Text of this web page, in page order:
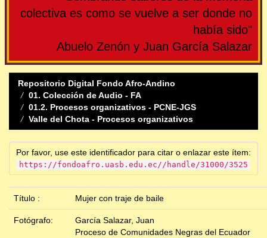
colectiva es como se vuelve a ser donde no
había sido"
Abuelo Zenón y Juan García Salazar
Repositorio Digital Fondo Afro-Andino
01. Colección de Audio - FA
01.2. Procesos organizativos - PCNE-JGS
Valle del Chota - Procesos organizativos
Por favor, use este identificador para citar o enlazar este ítem:
https://fondoafro.uasb.edu.ec//handle/31000/3525
Título : Mujer con traje de baile
Fotógrafo:
García Salazar, Juan
Proceso de Comunidades Negras del Ecuador